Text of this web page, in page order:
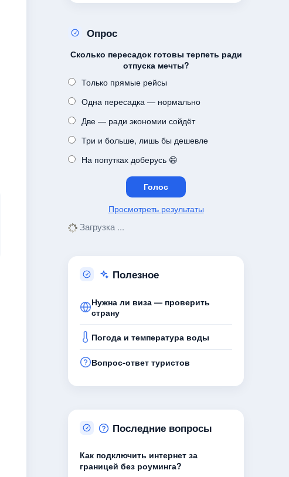
Опрос
Сколько пересадок готовы терпеть ради
отпуска мечты?
Только прямые рейсы
Одна пересадка — нормально
Две — ради экономии сойдёт
Три и больше, лишь бы дешевле
На попутках доберусь 😄
Просмотреть результаты
Загрузка ...
Полезное
Нужна ли виза — проверить
страну
Погода и температура воды
Вопрос-ответ туристов
Последние вопросы
Как подключить интернет за
границей без роуминга?